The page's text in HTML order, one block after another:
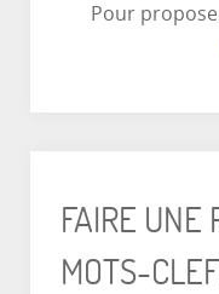
Pour
FAIRE UNE
MOTS-